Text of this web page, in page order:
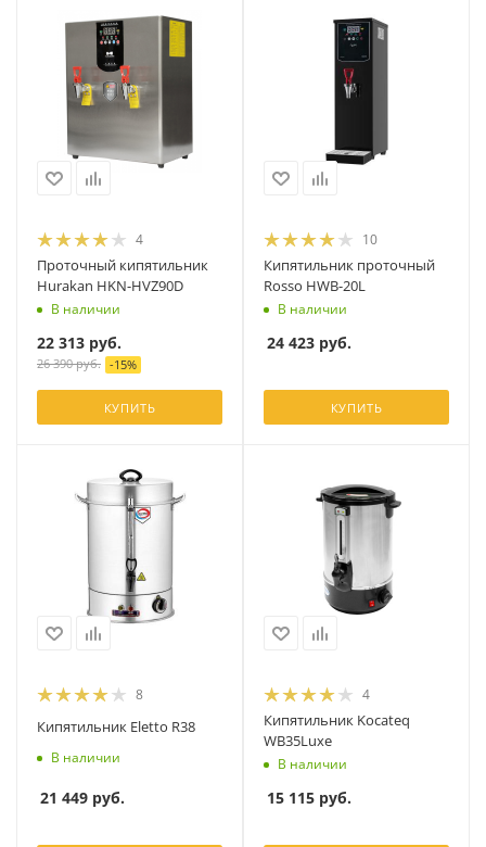
4
Проточный кипятильник
Hurakan HKN-HVZ90D
В наличии
22 313 руб.
26 390руб. -15%
КУПИТЬ
10
Кипятильник проточный
Rosso HWB-20L
В наличии
24 423 руб.
КУПИТЬ
8
Кипятильник Eletto R38
В наличии
21 449 руб.
4
Кипятильник Kocateq
WB35Luxe
В наличии
15 115 руб.